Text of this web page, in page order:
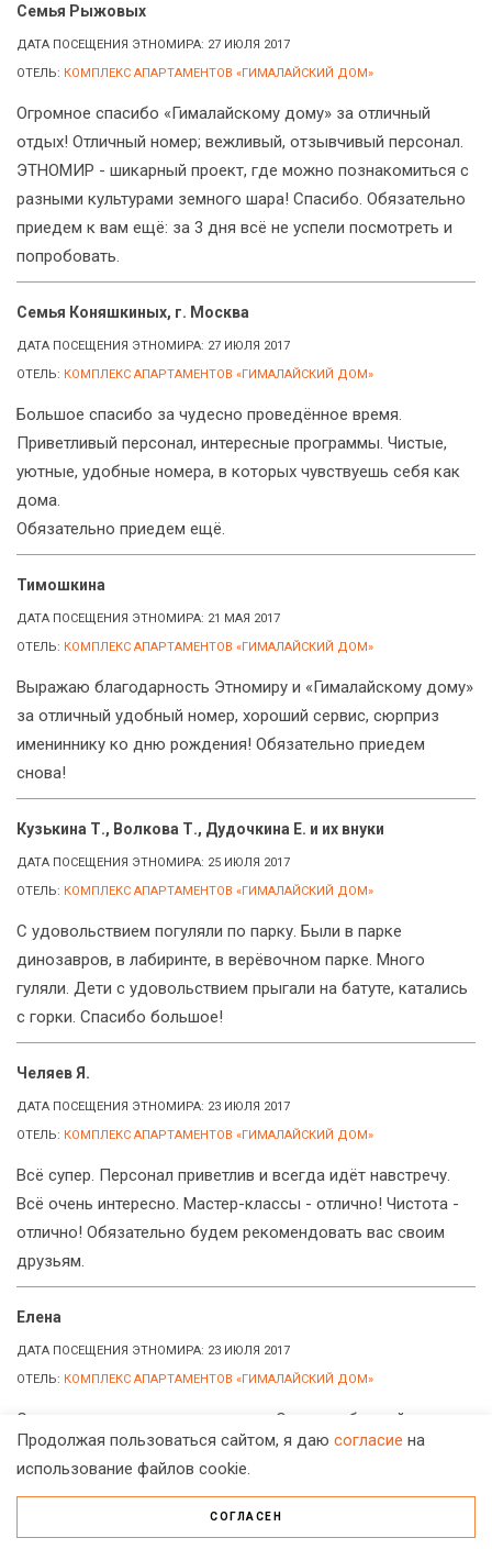
Семья Рыжовых
ДАТА ПОСЕЩЕНИЯ ЭТНОМИРА: 27 ИЮЛЯ 2017
ОТЕЛЬ: КОМПЛЕКС АПАРТАМЕНТОВ «ГИМАЛАЙСКИЙ ДОМ»
Огромное спасибо «Гималайскому дому» за отличный
отдых! Отличный номер; вежливый, отзывчивый персонал.
ЭТНОМИР - шикарный проект, где можно познакомиться с
разными культурами земного шара! Спасибо. Обязательно
приедем к вам ещё: за 3 дня всё не успели посмотреть и
попробовать.
Семья Коняшкиных, г. Москва
ДАТА ПОСЕЩЕНИЯ ЭТНОМИРА: 27 ИЮЛЯ 2017
ОТЕЛЬ: КОМПЛЕКС АПАРТАМЕНТОВ «ГИМАЛАЙСКИЙ ДОМ»
Большое спасибо за чудесно проведённое время.
Приветливый персонал, интересные программы. Чистые,
уютные, удобные номера, в которых чувствуешь себя как
дома.
Обязательно приедем ещё.
Тимошкина
ДАТА ПОСЕЩЕНИЯ ЭТНОМИРА: 21 МАЯ 2017
ОТЕЛЬ: КОМПЛЕКС АПАРТАМЕНТОВ «ГИМАЛАЙСКИЙ ДОМ»
Выражаю благодарность Этномиру и «Гималайскому дому»
за отличный удобный номер, хороший сервис, сюрприз
имениннику ко дню рождения! Обязательно приедем
снова!
Кузькина Т., Волкова Т., Дудочкина Е. и их внуки
ДАТА ПОСЕЩЕНИЯ ЭТНОМИРА: 25 ИЮЛЯ 2017
ОТЕЛЬ: КОМПЛЕКС АПАРТАМЕНТОВ «ГИМАЛАЙСКИЙ ДОМ»
С удовольствием погуляли по парку. Были в парке
динозавров, в лабиринте, в верёвочном парке. Много
гуляли. Дети с удовольствием прыгали на батуте, катались
с горки. Спасибо большое!
Челяев Я.
ДАТА ПОСЕЩЕНИЯ ЭТНОМИРА: 23 ИЮЛЯ 2017
ОТЕЛЬ: КОМПЛЕКС АПАРТАМЕНТОВ «ГИМАЛАЙСКИЙ ДОМ»
Всё супер. Персонал приветлив и всегда идёт навстречу.
Всё очень интересно. Мастер-классы - отлично! Чистота -
отлично! Обязательно будем рекомендовать вас своим
друзьям.
Елена
ДАТА ПОСЕЩЕНИЯ ЭТНОМИРА: 23 ИЮЛЯ 2017
ОТЕЛЬ: КОМПЛЕКС АПАРТАМЕНТОВ «ГИМАЛАЙСКИЙ ДОМ»
С удовольствием провели время. Очень любезный
персонал везде, особенно в «Гималайском доме» Вусала.
Спасибо большое.
Продолжая пользоваться сайтом, я даю согласие на
использование файлов cookie.
СОГЛАСЕН